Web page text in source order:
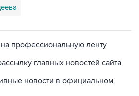
на профессиональную ленту
главных новостей сайта
новости в официальном